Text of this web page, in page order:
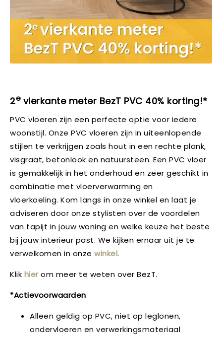
2e vierkante meter BezT PVC 40% korting!*
PVC vloeren zijn een perfecte optie voor iedere
woonstijl. Onze PVC vloeren zijn in uiteenlopende
stijlen te verkrijgen zoals hout in een rechte plank,
visgraat, betonlook en natuursteen. Een PVC vloer
is gemakkelijk in het onderhoud en zeer geschikt in
combinatie met vloerverwarming en
vloerkoeling. Kom langs in onze winkel en laat je
adviseren door onze stylisten over de voordelen
van tapijt in jouw woning en welke keuze het beste
bij jouw interieur past. We kijken ernaar uit je te
verwelkomen in onze winkel.
Klik hierom meer te weten over BezT.
*Actievoorwaarden
Alleen geldig op PVC, niet op leglonen,
ondervloeren en verwerkingsmateriaal